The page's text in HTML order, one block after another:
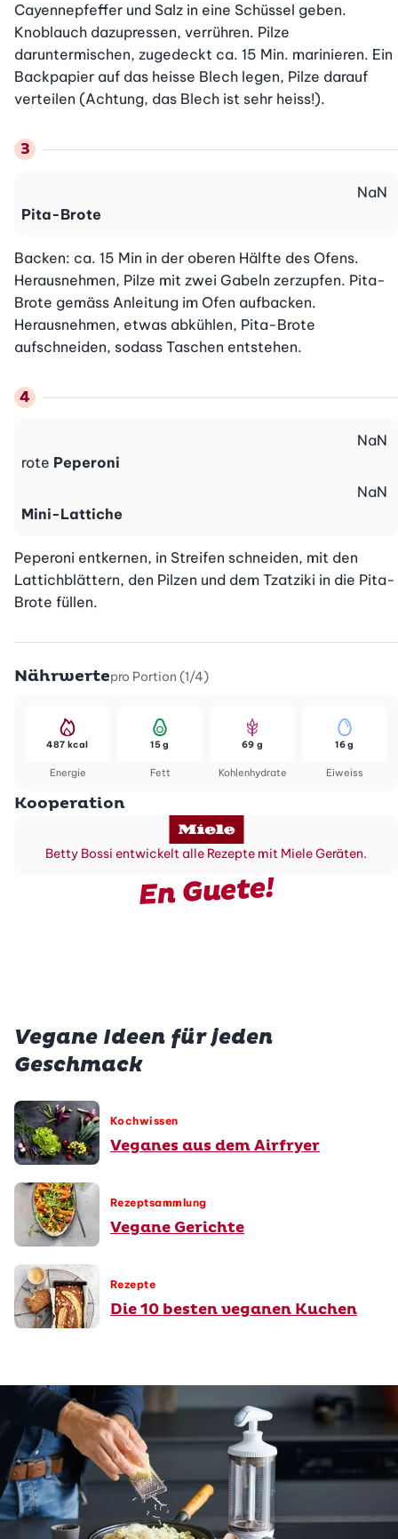
Cayennepfeffer und Salz in eine Schüssel geben.
Knoblauch dazupressen, verrühren. Pilze
daruntermischen, zugedeckt ca. 15 Min. marinieren. Ein
Backpapier auf das heisse Blech legen, Pilze darauf
verteilen (Achtung, das Blech ist sehr heiss!).
Pita-Brote
NaN
Backen: ca. 15 Min in der oberen Hälfte des Ofens.
Herausnehmen, Pilze mit zwei Gabeln zerzupfen. Pita-
Brote gemäss Anleitung im Ofen aufbacken.
Herausnehmen, etwas abkühlen, Pita-Brote
aufschneiden, sodass Taschen entstehen.
rote Peperoni
NaN
Mini-Lattiche
NaN
Peperoni entkernen, in Streifen schneiden, mit den
Lattichblättern, den Pilzen und dem Tzatziki in die Pita-
Brote füllen.
Nährwertepro Portion (1/4)
Energie
487 kcal
Fett
15 g
Kohlenhydrate
69 g
Eiweiss
16 g
Kooperation
Betty Bossi entwickelt alle Rezepte mit Miele Geräten.
En Guete!
Vegane Ideen für jeden
Geschmack
Kochwissen
Veganes aus dem Airfryer
Rezeptsammlung
Vegane Gerichte
Rezepte
Die 10 besten veganen Kuchen